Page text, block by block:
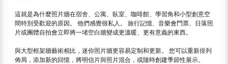
這就是為什麼照片牆在宿舍、公寓、臥室、咖啡館、學習角和小型創意空
間特別受歡迎的原因。 他們感覺很私人。 旅行記憶、音樂會門票、日落照
片或團體自拍會立即將一堵空白牆變成更溫暖、更有意義的東西。
與大型框架牆藝術相比，迷你照片牆更容易定制和更新。 您可以重新排列
佈局，添加新的回憶，將明信片與照片混合，或隨時創建季節性展示。